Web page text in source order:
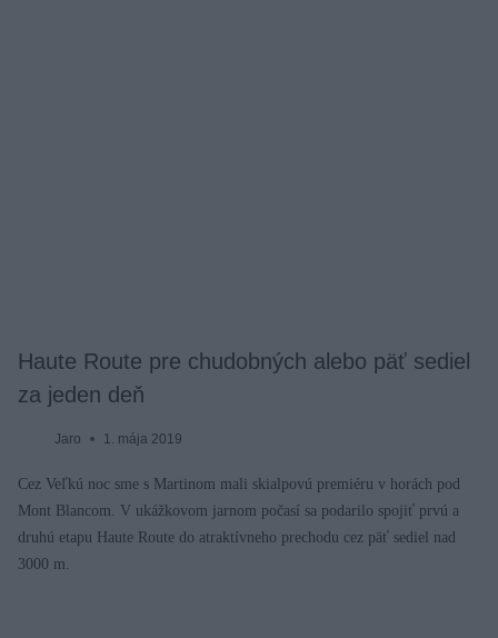
Haute Route pre chudobných alebo päť sediel
za jeden deň
Jaro 1. mája 2019
Cez Veľkú noc sme s Martinom mali skialpovú premiéru v horách pod
Mont Blancom. V ukážkovom jarnom počasí sa podarilo spojiť prvú a
druhú etapu Haute Route do atraktívneho prechodu cez päť sediel nad
3000 m.